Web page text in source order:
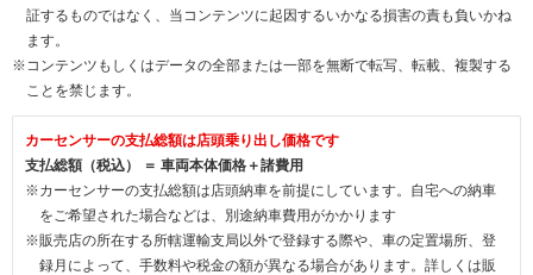
証するものではなく、当コンテンツに起因するいかなる損害の責も負いかね
ます。
※コンテンツもしくはデータの全部または一部を無断で転写、転載、複製する
ことを禁じます。
カーセンサーの支払総額は店頭乗り出し価格です
支払総額（税込） ＝ 車両本体価格＋諸費用
※カーセンサーの支払総額は店頭納車を前提にしています。自宅への納車
をご希望された場合などは、別途納車費用がかかります
※販売店の所在する所轄運輸支局以外で登録する際や、車の定置場所、登
録月によって、手数料や税金の額が異なる場合があります。詳しくは販